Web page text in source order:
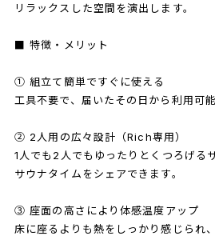
リラックスした空間を演出します。
■ 特徴・メリット
① 組立て簡単ですぐに使える
工具不要で、届いたその日から利用可能
② 2人用の広々設計（Rich専用）
1人でも2人でもゆったりとくつろげる
サウナタイムをシェアできます。
③ 座面の高さにより体感温度アップ
床に座るよりも熱をしっかり感じられ、